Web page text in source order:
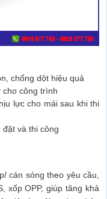
chống dột hiệu quả
công trình
lực cho mái sau khi thi
và thi công
cán sóng theo yêu cầu,
xốp OPP, giúp tăng khả